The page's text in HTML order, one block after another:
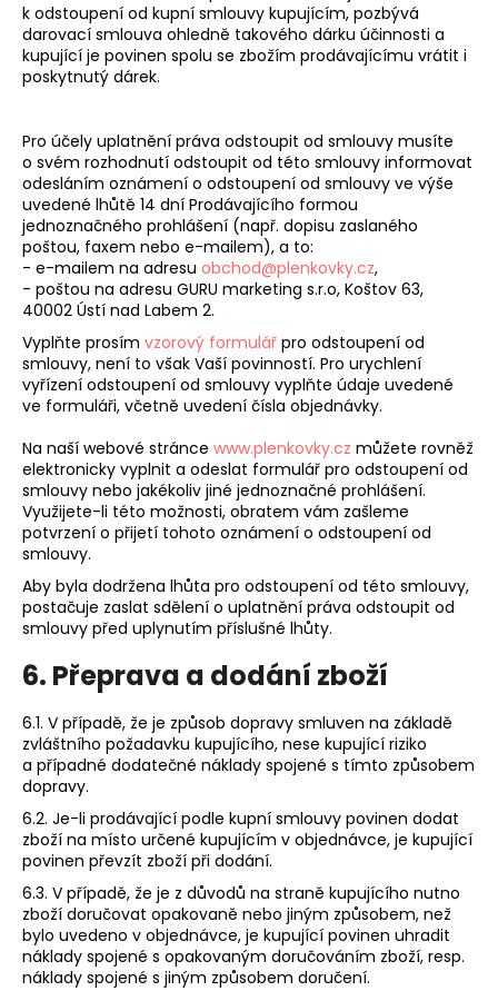
k odstoupení od kupní smlouvy kupujícím, pozbývá
darovací smlouva ohledně takového dárku účinnosti a
kupující je povinen spolu se zbožím prodávajícímu vrátit i
poskytnutý dárek.
Pro účely uplatnění práva odstoupit od smlouvy musíte
o svém rozhodnutí odstoupit od této smlouvy informovat
odesláním oznámení o odstoupení od smlouvy ve výše
uvedené lhůtě 14 dní Prodávajícího formou
jednoznačného prohlášení (např. dopisu zaslaného
poštou, faxem nebo e-mailem), a to:
- e-mailem na adresu obchod@plenkovky.cz,
- poštou na adresu GURU marketing s.r.o, Koštov 63,
40002 Ústí nad Labem 2.
Vyplňte prosím vzorový formulář pro odstoupení od
smlouvy, není to však Vaší povinností. Pro urychlení
vyřízení odstoupení od smlouvy vyplňte údaje uvedené
ve formuláři, včetně uvedení čísla objednávky.
Na naší webové stránce www.plenkovky.cz můžete rovněž
elektronicky vyplnit a odeslat formulář pro odstoupení od
smlouvy nebo jakékoliv jiné jednoznačné prohlášení.
Využijete-li této možnosti, obratem vám zašleme
potvrzení o přijetí tohoto oznámení o odstoupení od
smlouvy.
Aby byla dodržena lhůta pro odstoupení od této smlouvy,
postačuje zaslat sdělení o uplatnění práva odstoupit od
smlouvy před uplynutím příslušné lhůty.
6. Přeprava a dodání zboží
6.1. V případě, že je způsob dopravy smluven na základě
zvláštního požadavku kupujícího, nese kupující riziko
a případné dodatečné náklady spojené s tímto způsobem
dopravy.
6.2. Je-li prodávající podle kupní smlouvy povinen dodat
zboží na místo určené kupujícím v objednávce, je kupující
povinen převzít zboží při dodání.
6.3. V případě, že je z důvodů na straně kupujícího nutno
zboží doručovat opakovaně nebo jiným způsobem, než
bylo uvedeno v objednávce, je kupující povinen uhradit
náklady spojené s opakovaným doručováním zboží, resp.
náklady spojené s jiným způsobem doručení.